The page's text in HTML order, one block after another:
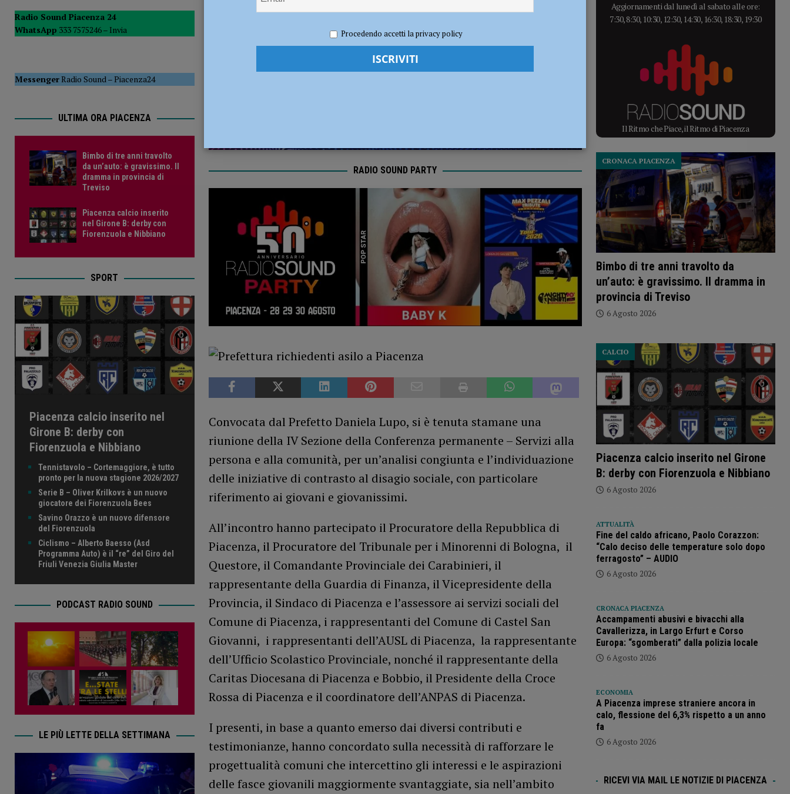
PIACENZA
[ 6 Agosto 2026 ] Bimbo di tre anni travolto da un’auto: è gravissimo. Il dramma in provincia di Treviso CRONACA PIACENZA
Redazione FG Attualità
RADIO SOUND PARTY
Convocata dal Prefetto Daniela Lupo, si è tenuta stamane una
riunione della IV Sezione della Conferenza permanente – Servizi alla
persona e alla comunità, per un’analisi congiunta e l’individuazione
delle iniziative di contrasto al disagio sociale, con particolare
riferimento ai giovani e giovanissimi.
All’incontro hanno partecipato il Procuratore della Repubblica di
Piacenza, il Procuratore del Tribunale per i Minorenni di Bologna, il
Questore, il Comandante Provinciale dei Carabinieri, il
rappresentante della Guardia di Finanza, il Vicepresidente della
Provincia, il Sindaco di Piacenza e l’assessore ai servizi sociali del
Comune di Piacenza, i rappresentanti del Comune di Castel San
Giovanni, i rappresentanti dell’AUSL di Piacenza, la rappresentante
dell’Ufficio Scolastico Provinciale, nonché il rappresentante della
Caritas Diocesana di Piacenza e Bobbio, il Presidente della Croce
Rossa di Piacenza e il coordinatore dell’ANPAS di Piacenza.
I presenti, in base a quanto emerso dai diversi contributi e
testimonianze, hanno concordato sulla necessità di rafforzare le
progettualità comuni che intercettino gli interessi e le aspirazioni
delle fasce giovanili maggiormente svantaggiate, sia nell’ambito
Radio Sound Piacenza 24
WhatsApp 333 7575246 – Invia
MessengerRadio Sound–Piacenza24
ULTIMA ORA PIACENZA
Bimbo di tre anni travolto
da un’auto: è gravissimo. Il
dramma in provincia di
Treviso
Piacenza calcio inserito
nel Girone B: derby con
Fiorenzuola e Nibbiano
SPORT
Piacenza calcio inserito nel
Girone B: derby con
Fiorenzuola e Nibbiano
Tennistavolo – Cortemaggiore, è tutto
pronto per la nuova stagione 2026/2027
Serie B – Oliver Krilkovs è un nuovo
giocatore dei Fiorenzuola Bees
Savino Orazzo è un nuovo difensore
del Fiorenzuola
Ciclismo – Alberto Baesso (Asd
Programma Auto) è il “re” del Giro del
Friuli Venezia Giulia Master
PODCAST RADIO SOUND
LE PIÙ LETTE DELLA SETTIMANA
Aggiornamenti dal lunedì al sabato alle ore:
7:30, 8:30, 10:30, 12:30, 14:30, 16:30, 18:30, 19:30
Il Ritmo che Piace, il Ritmo di Piacenza
Bimbo di tre anni travolto da
un’auto: è gravissimo. Il dramma in
provincia di Treviso
CRONACA PIACENZA
6 Agosto 2026
Piacenza calcio inserito nel Girone
B: derby con Fiorenzuola e Nibbiano
CALCIO
6 Agosto 2026
ATTUALITÀ
Fine del caldo africano, Paolo Corazzon:
“Calo deciso delle temperature solo dopo
ferragosto” – AUDIO
6 Agosto 2026
CRONACA PIACENZA
Accampamenti abusivi e bivacchi alla
Cavallerizza, in Largo Erfurt e Corso
Europa: “sgomberati” dalla polizia locale
6 Agosto 2026
ECONOMIA
A Piacenza imprese straniere ancora in
calo, flessione del 6,3% rispetto a un anno
fa
6 Agosto 2026
RICEVI VIA MAIL LE NOTIZIE DI PIACENZA
Procedendo accetti la privacy policy